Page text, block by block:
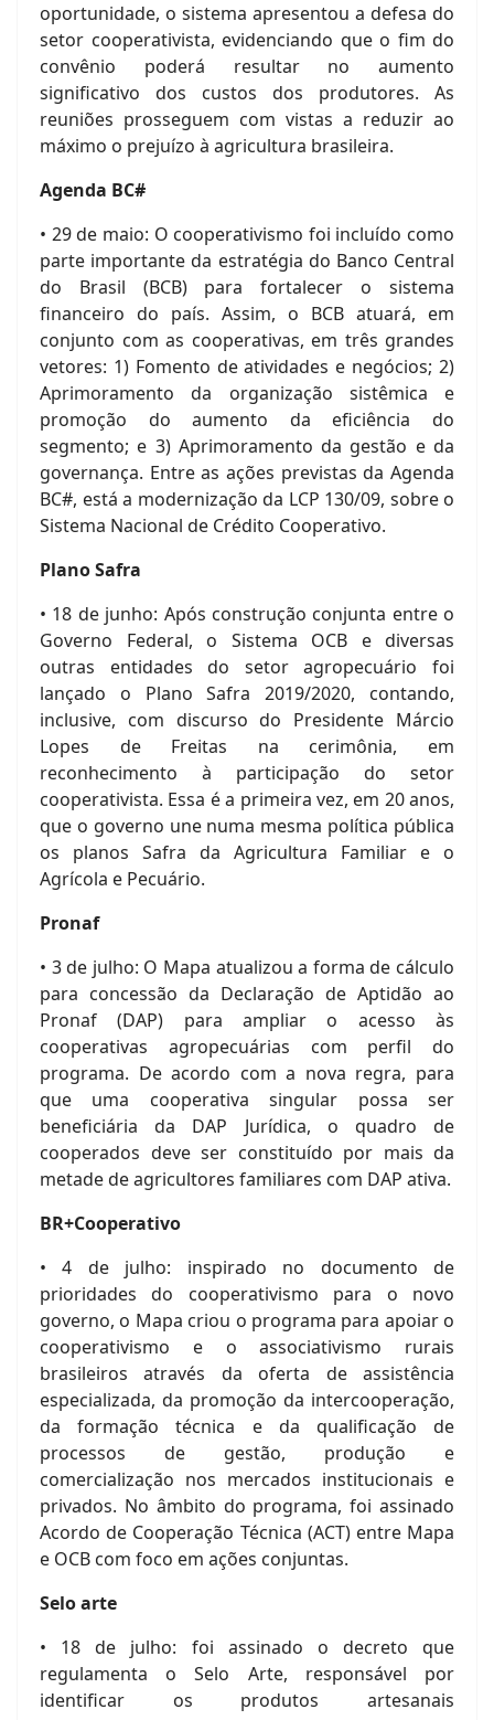
oportunidade, o sistema apresentou a defesa do
setor cooperativista, evidenciando que o fim do
convênio poderá resultar no aumento
significativo dos custos dos produtores. As
reuniões prosseguem com vistas a reduzir ao
máximo o prejuízo à agricultura brasileira.
Agenda BC#
• 29 de maio: O cooperativismo foi incluído como
parte importante da estratégia do Banco Central
do Brasil (BCB) para fortalecer o sistema
financeiro do país. Assim, o BCB atuará, em
conjunto com as cooperativas, em três grandes
vetores: 1) Fomento de atividades e negócios; 2)
Aprimoramento da organização sistêmica e
promoção do aumento da eficiência do
segmento; e 3) Aprimoramento da gestão e da
governança. Entre as ações previstas da Agenda
BC#, está a modernização da LCP 130/09, sobre o
Sistema Nacional de Crédito Cooperativo.
Plano Safra
• 18 de junho: Após construção conjunta entre o
Governo Federal, o Sistema OCB e diversas
outras entidades do setor agropecuário foi
lançado o Plano Safra 2019/2020, contando,
inclusive, com discurso do Presidente Márcio
Lopes de Freitas na cerimônia, em
reconhecimento à participação do setor
cooperativista. Essa é a primeira vez, em 20 anos,
que o governo une numa mesma política pública
os planos Safra da Agricultura Familiar e o
Agrícola e Pecuário.
Pronaf
• 3 de julho: O Mapa atualizou a forma de cálculo
para concessão da Declaração de Aptidão ao
Pronaf (DAP) para ampliar o acesso às
cooperativas agropecuárias com perfil do
programa. De acordo com a nova regra, para
que uma cooperativa singular possa ser
beneficiária da DAP Jurídica, o quadro de
cooperados deve ser constituído por mais da
metade de agricultores familiares com DAP ativa.
BR+Cooperativo
• 4 de julho: inspirado no documento de
prioridades do cooperativismo para o novo
governo, o Mapa criou o programa para apoiar o
cooperativismo e o associativismo rurais
brasileiros através da oferta de assistência
especializada, da promoção da intercooperação,
da formação técnica e da qualificação de
processos de gestão, produção e
comercialização nos mercados institucionais e
privados. No âmbito do programa, foi assinado
Acordo de Cooperação Técnica (ACT) entre Mapa
e OCB com foco em ações conjuntas.
Selo arte
• 18 de julho: foi assinado o decreto que
regulamenta o Selo Arte, responsável por
identificar os produtos artesanais